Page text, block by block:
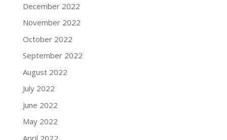
December 2022
November 2022
October 2022
September 2022
August 2022
July 2022
June 2022
May 2022
April 2022